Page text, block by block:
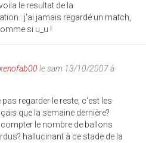
le resultat de la
: j'ai jamais regardé un match,
si u_u !
le sam 13/10/2007 à
regarder le reste, c'est les
que la semaine dernière?
le nombre de ballons
hallucinant à ce stade de la